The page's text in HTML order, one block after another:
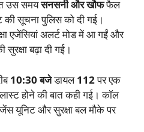
उस समयसनसनी और खौफफैल
की सूचना पुलिस को दी गई।
एजेंसियां अलर्ट मोड में आ गईं और
बढ़ा दी गई।
10:30 बजेडायल112पर एक
होने की बात कही गई। कॉल
यूनिट और सुरक्षा बल मौके पर